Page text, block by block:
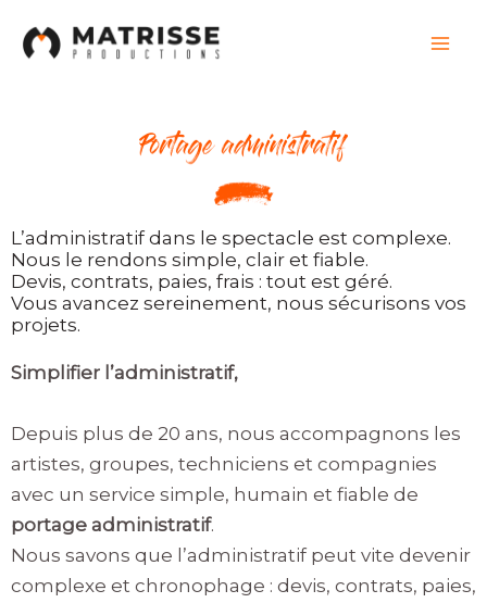
L’administratif dans le spectacle est complexe.
Nous le rendons simple, clair et fiable.
Devis, contrats, paies, frais : tout est géré.
Vous avancez sereinement, nous sécurisons vos
projets.
Simplifier l’administratif,
Depuis plus de 20 ans, nous accompagnons les
artistes, groupes, techniciens et compagnies
avec un service simple, humain et fiable de
portage administratif.
Nous savons que l’administratif peut vite devenir
complexe et chronophage : devis, contrats, paies,